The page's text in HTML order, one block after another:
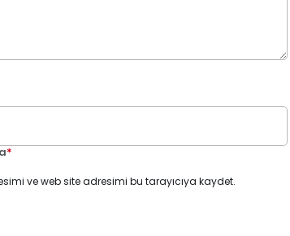
*
ve web site adresimi bu tarayıcıya kaydet.